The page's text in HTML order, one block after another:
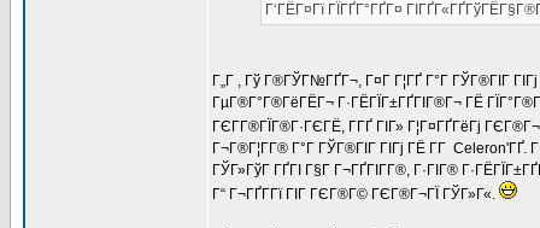
Г‘ГЁГ¤Гї ГЇГҐГ°ГҐГ¤
Г„Г , Гў Г®ГЎГ№ГҐГ¬, Г¤Г Г¦ГҐ Г°Г ГЎГ®ГІГ
ГµГ®Г°Г®ГёГЁГ¬ Г·ГЁГЇГ±ГҐГІГ®Г¬ ГЁ
ГЄГ­Г®ГЇГ®Г·ГЄГЁ, Г­ГҐ ГІГ» Г¦Г¤ГҐГёГј
Г¬Г®Г¦Г­Г® Г°Г ГЎГ®ГІГ ГІГј ГЁ Г­Г Celeron'ГҐ.
ГЎГ»ГўГ ГҐГІ Г§Г Г¬ГҐГІГ­Г®, Г·ГІГ®
Г“ Г¬ГҐГ­Гї ГІГ ГЄГ®Г© ГЄГ®Г¬ГЇ ГЎГ»Г«.